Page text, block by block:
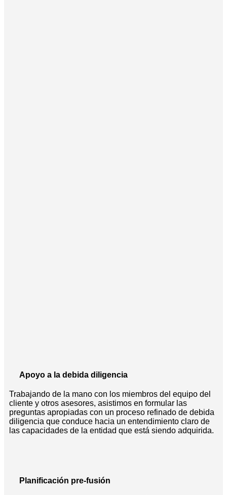
Apoyo a la debida diligencia
Trabajando de la mano con los miembros del equipo del
cliente y otros asesores, asistimos en formular las
preguntas apropiadas con un proceso refinado de debida
diligencia que conduce hacia un entendimiento claro de
las capacidades de la entidad que está siendo adquirida.
Planificación pre-fusión